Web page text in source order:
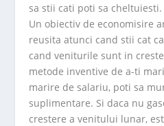
sa stii cati poti sa
Un obiectiv de economisire
reusita atunci cand stii cat
cand veniturile sunt in
metode inventive de a-ti
marire de salariu, poti sa
suplimentare. Si daca nu
crestere a venitului lunar,